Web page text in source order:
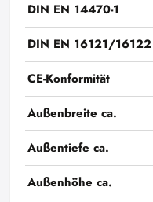
DIN EN 14470-1
DIN EN 16121/16122
CE-Konformität
Außenbreite ca.
Außentiefe ca.
Außenhöhe ca.